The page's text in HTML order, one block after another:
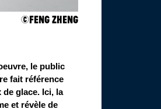
©Feng Zheng
le public
fait référence
glace. Ici, la
et révèle de